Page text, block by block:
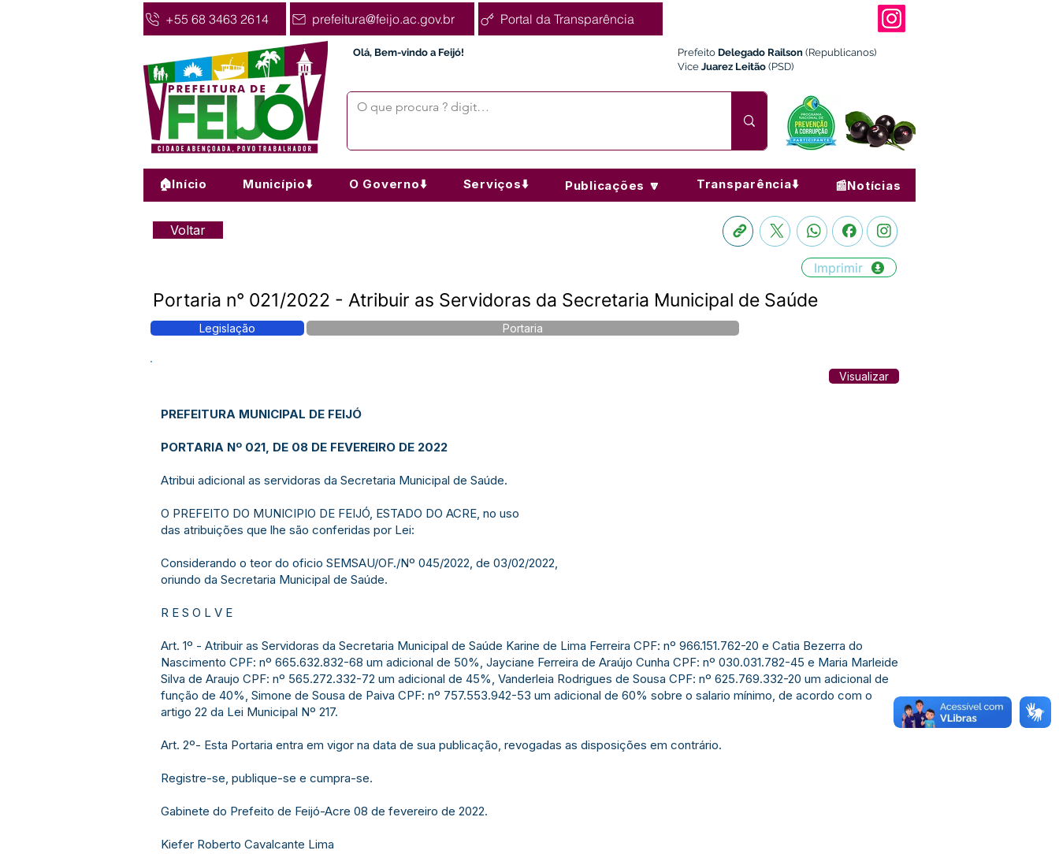
+55 68 3463 2614 prefeitura@feijo.ac.gov.br Portal da Transparência
Olá, Bem-vindo a Feijó! Prefeito Delegado Railson (Republicanos)
Vice Juarez Leitão (PSD)
🏠Início Município⬇️ O Governo⬇️ Serviços⬇️ Publicações 🔽 Transparência⬇️ 📰Notícias
Voltar
Imprimir
Portaria n° 021/2022 - Atribuir as Servidoras da Secretaria Municipal de Saúde
Legislação Portaria
Visualizar
PREFEITURA MUNICIPAL DE FEIJÓ
PORTARIA Nº 021, DE 08 DE FEVEREIRO DE 2022
Atribui adicional as servidoras da Secretaria Municipal de Saúde.
O PREFEITO DO MUNICIPIO DE FEIJÓ, ESTADO DO ACRE, no uso
das atribuições que lhe são conferidas por Lei:
Considerando o teor do oficio SEMSAU/OF./Nº 045/2022, de 03/02/2022,
oriundo da Secretaria Municipal de Saúde.
R E S O L V E
Art. 1º - Atribuir as Servidoras da Secretaria Municipal de Saúde Karine de Lima Ferreira CPF: nº 966.151.762-20 e Catia Bezerra do
Nascimento CPF: nº 665.632.832-68 um adicional de 50%, Jayciane Ferreira de Araújo Cunha CPF: nº 030.031.782-45 e Maria Marleide
Silva de Araujo CPF: nº 565.272.332-72 um adicional de 45%, Vanderleia Rodrigues de Sousa CPF: nº 625.769.332-20 um adicional de
função de 40%, Simone de Sousa de Paiva CPF: nº 757.553.942-53 um adicional de 60% sobre o salario mínimo, de acordo com o
artigo 22 da Lei Municipal Nº 217.
Art. 2º- Esta Portaria entra em vigor na data de sua publicação, revogadas as disposições em contrário.
Registre-se, publique-se e cumpra-se.
Gabinete do Prefeito de Feijó-Acre 08 de fevereiro de 2022.
Kiefer Roberto Cavalcante Lima